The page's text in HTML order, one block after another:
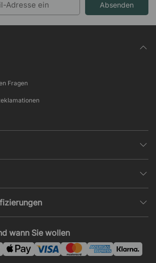
Absenden
Fragen
wann Sie wollen